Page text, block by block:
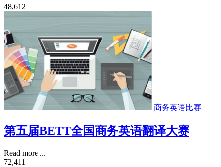
48,612
商务英语比赛
第五届BETT全国商务英语翻译大赛
Read more ...
72,411